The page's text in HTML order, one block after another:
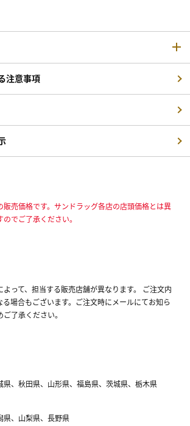
注意事項
売価格です。サンドラッグ各店の店頭価格とは異
でご了承ください。
よって、担当する販売店舗が異なります。 ご注文内
場合もございます。ご注文時にメールにてお知ら
了承ください。
県、秋田県、山形県、福島県、茨城県、栃木県
県、山梨県、長野県